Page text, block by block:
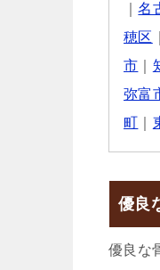
｜名
穂区
市
弥富
町
優良
優良な